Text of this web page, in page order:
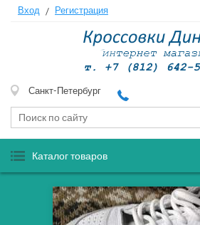
Вход / Регистрация
Санкт-Петербург
Каталог товаров